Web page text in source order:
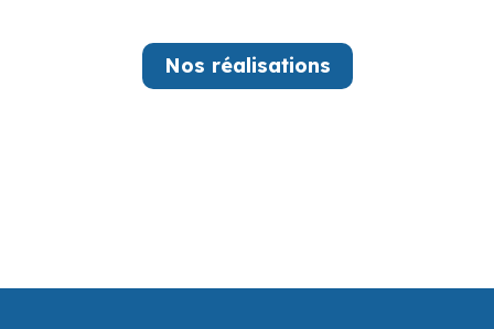
Nos réalisations